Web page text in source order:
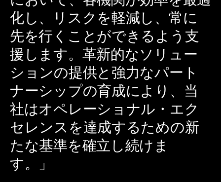
化し、リスクを軽減し、常に
先を行くことができるよう支
援します。革新的なソリュー
ションの提供と強力なパート
ナーシップの育成により、当
社はオペレーショナル・エク
セレンスを達成するための新
たな基準を確立し続けま
す。」